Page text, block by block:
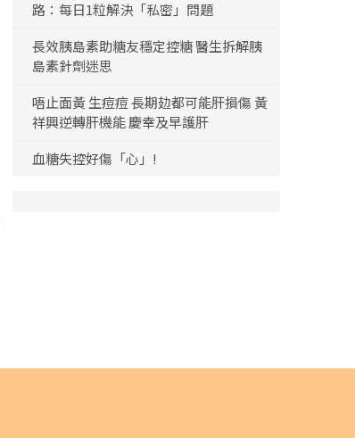
路：每日1粒解決「私密」問題
長效胰島素助糖友穩定控糖 醫生拆解胰
島素針劑迷思
唔止面黃 生痘痘 長期攰都可能肝損傷 黃
祥興逆轉肝機能 慶幸及早護肝
血糖失控好傷「心」!